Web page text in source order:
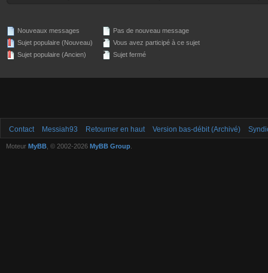
Nouveaux messages
Sujet populaire (Nouveau)
Sujet populaire (Ancien)
Pas de nouveau message
Vous avez participé à ce sujet
Sujet fermé
Contact Messiah93 Retourner en haut Version bas-débit (Archivé)
Moteur MyBB , © 2002-2026 MyBB Group